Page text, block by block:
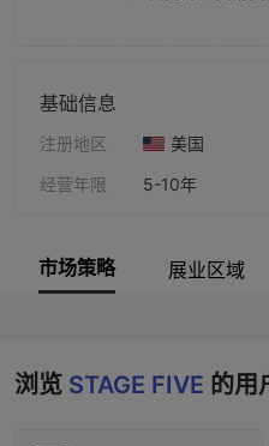
基础信息
注册地区
美国
经营年限
5-10年
市场策略 展业区域
浏览 STAGE FIVE 的用